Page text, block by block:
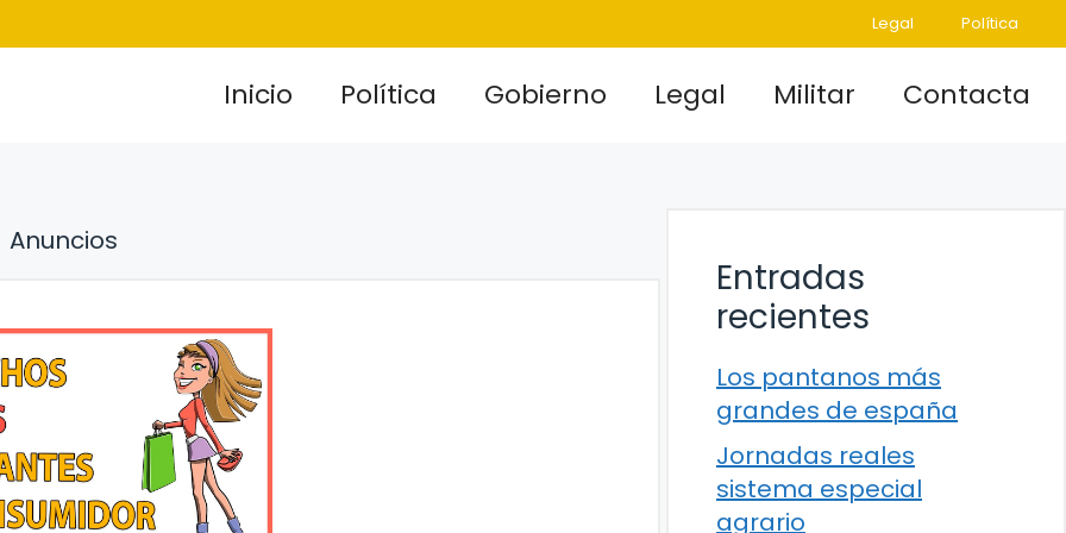
Legal Política
Inicio Política Gobierno Legal Militar Contacta
Anuncios
Entradas
recientes
Los pantanos más
grandes de españa
Jornadas reales
sistema especial
agrario